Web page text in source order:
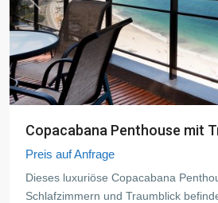
Previous
Copacabana Penthouse mit
Preis auf Anfrage
Dieses luxuriöse Copacabana
Schlafzimmern und Traumblick